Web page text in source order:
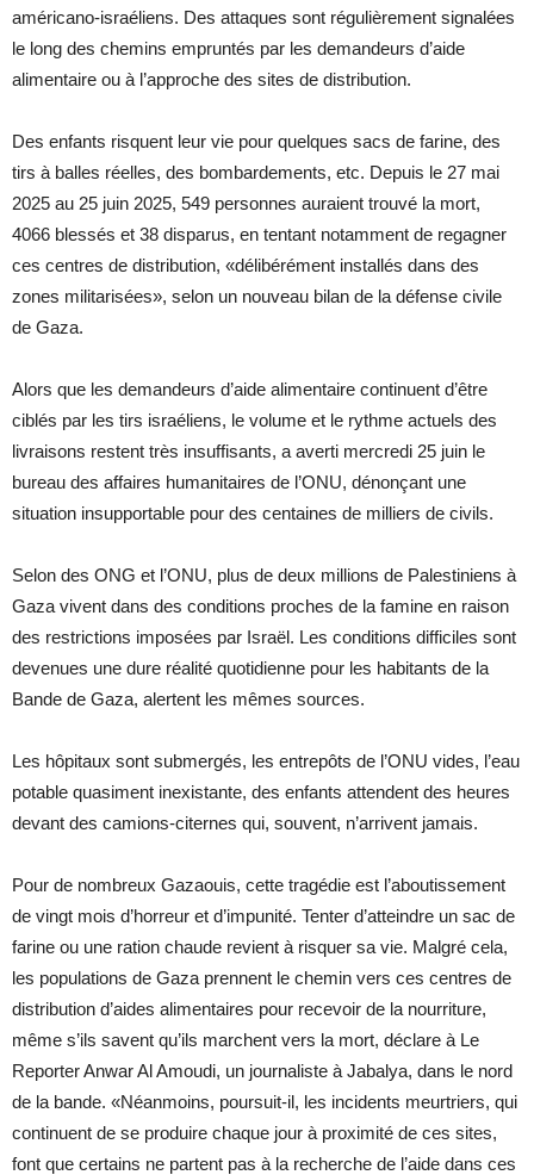
américano-israéliens. Des attaques sont régulièrement signalées
le long des chemins empruntés par les demandeurs d’aide
alimentaire ou à l’approche des sites de distribution.
Des enfants risquent leur vie pour quelques sacs de farine, des
tirs à balles réelles, des bombardements, etc. Depuis le 27 mai
2025 au 25 juin 2025, 549 personnes auraient trouvé la mort,
4066 blessés et 38 disparus, en tentant notamment de regagner
ces centres de distribution, «délibérément installés dans des
zones militarisées», selon un nouveau bilan de la défense civile
de Gaza.
Alors que les demandeurs d’aide alimentaire continuent d’être
ciblés par les tirs israéliens, le volume et le rythme actuels des
livraisons restent très insuffisants, a averti mercredi 25 juin le
bureau des affaires humanitaires de l’ONU, dénonçant une
situation insupportable pour des centaines de milliers de civils.
Selon des ONG et l’ONU, plus de deux millions de Palestiniens à
Gaza vivent dans des conditions proches de la famine en raison
des restrictions imposées par Israël. Les conditions difficiles sont
devenues une dure réalité quotidienne pour les habitants de la
Bande de Gaza, alertent les mêmes sources.
Les hôpitaux sont submergés, les entrepôts de l’ONU vides, l’eau
potable quasiment inexistante, des enfants attendent des heures
devant des camions-citernes qui, souvent, n’arrivent jamais.
Pour de nombreux Gazaouis, cette tragédie est l’aboutissement
de vingt mois d’horreur et d’impunité. Tenter d’atteindre un sac de
farine ou une ration chaude revient à risquer sa vie. Malgré cela,
les populations de Gaza prennent le chemin vers ces centres de
distribution d’aides alimentaires pour recevoir de la nourriture,
même s’ils savent qu’ils marchent vers la mort, déclare à Le
Reporter Anwar Al Amoudi, un journaliste à Jabalya, dans le nord
de la bande. «Néanmoins, poursuit-il, les incidents meurtriers, qui
continuent de se produire chaque jour à proximité de ces sites,
font que certains ne partent pas à la recherche de l’aide dans ces